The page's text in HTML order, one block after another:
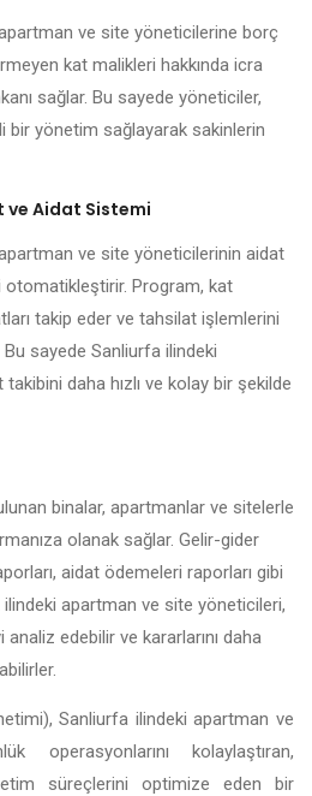
ve site yöneticilerine borç
kat malikleri hakkında icra
sağlar. Bu sayede yöneticiler,
bir yönetim sağlayarak sakinlerin
Aidat Sistemi
ve site yöneticilerinin aidat
Program, kat
takip eder ve tahsilat işlemlerini
sayede Sanliurfa ilindeki
daha hızlı ve kolay bir şekilde
binalar, apartmanlar ve sitelerle
olanak sağlar. Gelir-gider
aidat ödemeleri raporları gibi
apartman ve site yöneticileri,
edebilir ve kararlarını daha
Sanliurfa ilindeki apartman ve
operasyonlarını kolaylaştıran,
süreçlerini optimize eden bir